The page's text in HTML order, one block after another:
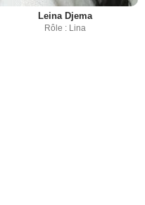
Leina Djema
Rôle : Lina